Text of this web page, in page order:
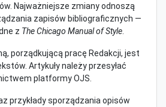
Najważniejsze zmiany odnoszą
zapisów bibliograficznych —
z The Chicago Manual of Style
porządkującą pracę Redakcji, jest
Artykuły należy przesyłać
platformy OJS.
przykłady sporządzania opisów